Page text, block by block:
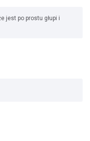
jest po prostu głupi i